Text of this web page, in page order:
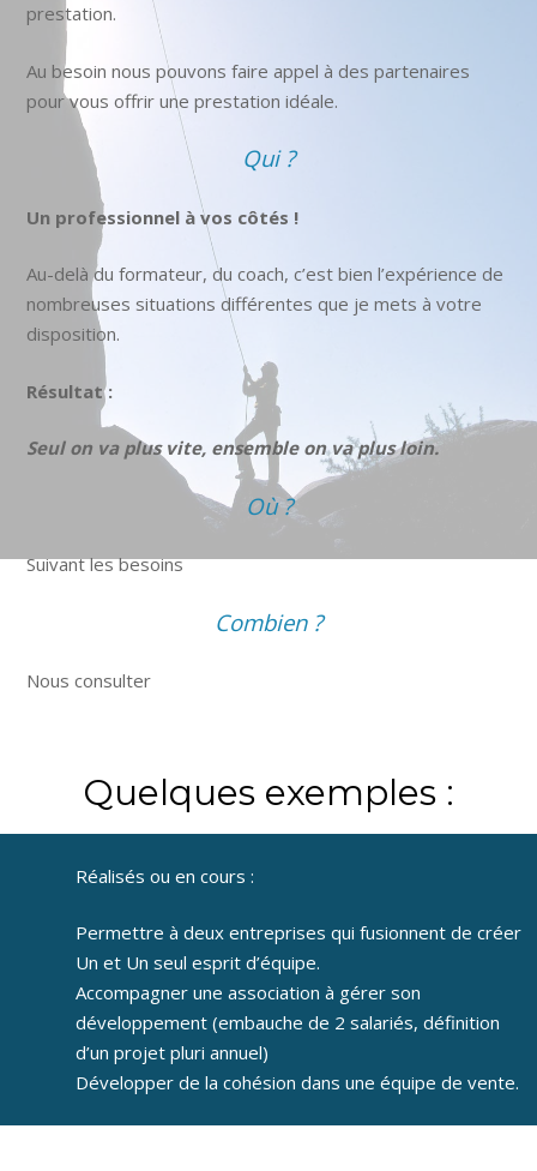
prestation.
Au besoin nous pouvons faire appel à des partenaires
pour vous offrir une prestation idéale.
Qui ?
Un professionnel à vos côtés !
Au-delà du formateur, du coach, c’est bien l’expérience de
nombreuses situations différentes que je mets à votre
disposition.
Résultat :
Seul on va plus vite, ensemble on va plus loin.
Où ?
Suivant les besoins
Combien ?
Nous consulter
Quelques exemples :
Réalisés ou en cours :
Permettre à deux entreprises qui fusionnent de créer
Un et Un seul esprit d’équipe.
Accompagner une association à gérer son
développement (embauche de 2 salariés, définition
d’un projet pluri annuel)
Développer de la cohésion dans une équipe de vente.